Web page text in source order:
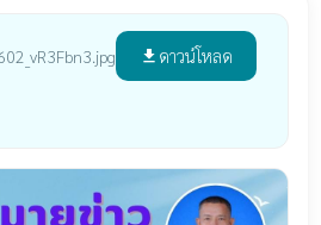
file_download ดาวน์โหลด